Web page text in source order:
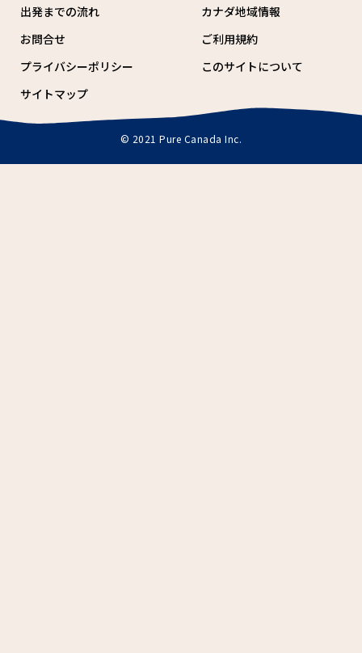
出発までの流れ
カナダ地域情報
お問合せ
ご利用規約
プライバシーポリシー
このサイトについて
サイトマップ
© 2021 Pure Canada Inc.